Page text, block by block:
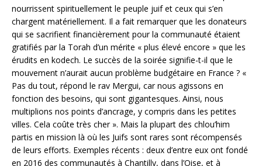
nourrissent spirituellement le peuple juif et ceux qui s’en
chargent matériellement. Il a fait remarquer que les donateurs
qui se sacrifient financièrement pour la communauté étaient
gratifiés par la Torah d’un mérite « plus élevé encore » que les
érudits en kodech. Le succès de la soirée signifie-t-il que le
mouvement n’aurait aucun problème budgétaire en France ? «
Pas du tout, répond le rav Mergui, car nous agissons en
fonction des besoins, qui sont gigantesques. Ainsi, nous
multiplions nos points d’ancrage, y compris dans les petites
villes. Cela coûte très cher ». Mais la plupart des chlou’him
partis en mission là où les Juifs sont rares sont récompensés
de leurs efforts. Exemples récents : deux d’entre eux ont fondé
en 2016 des communautés à Chantilly, dans l’Oise, et à